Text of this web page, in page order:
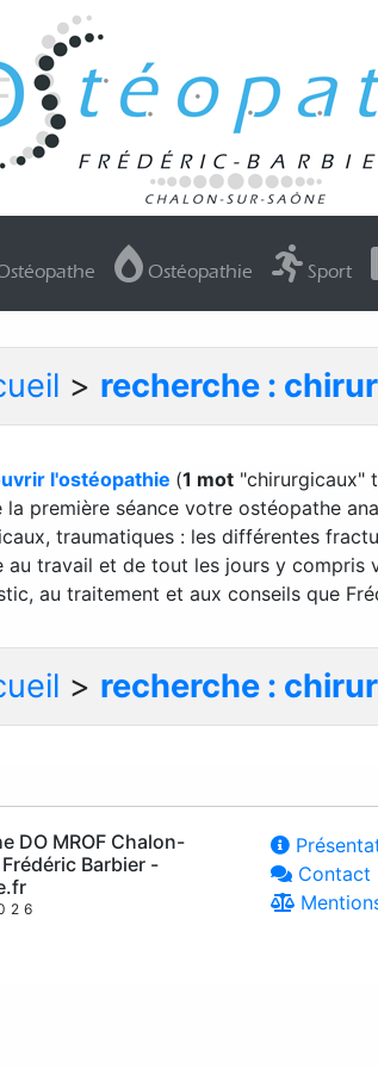
Ostéopathie Sport
> recherche :
l'ostéopathie (1 mot "chirurgicaux"
la première séance votre ostéopathe
traumatiques : les différentes
au travail et de tout les jours y compris
au traitement et aux conseils que
> recherche :
DO MROF Chalon-
Barbier -
Contact